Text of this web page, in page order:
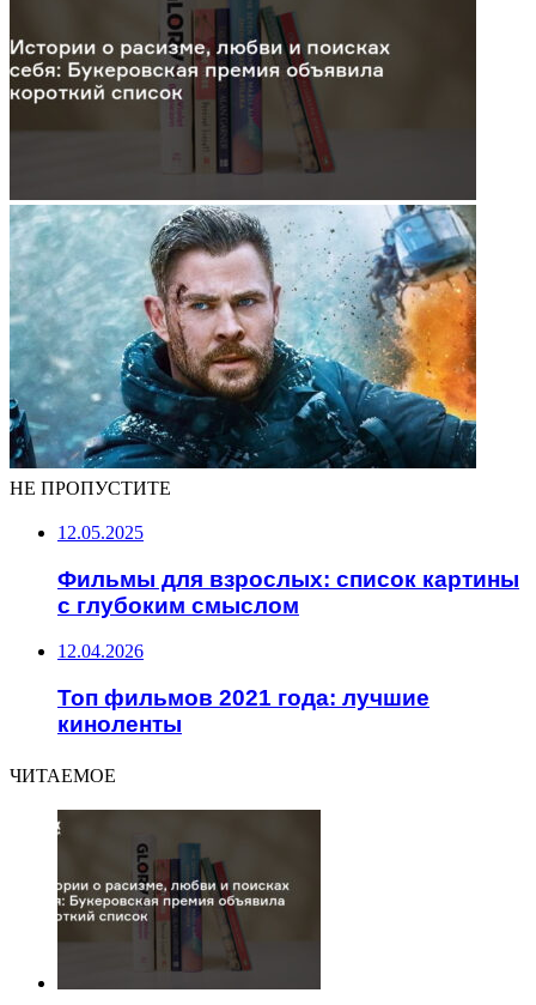
НЕ ПРОПУСТИТЕ
12.05.2025
Фильмы для взрослых: список картины
с глубоким смыслом
12.04.2026
Топ фильмов 2021 года: лучшие
киноленты
ЧИТАЕМОЕ